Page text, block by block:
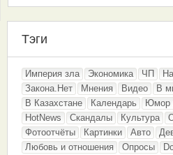
Тэги
Империя зла Экономика ЧП
Закона.Нет
Мнения Видео В
В Казахстане
Календарь Юмор
HotNews
Скандалы Культура
Фотоотчёты
Картинки Авто
Любовь и отношения
Опросы